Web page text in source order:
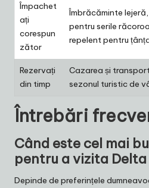
Împachet
ați
corespun
zător
Îmbrăcăminte
pentru serile
repelent pentru
Rezervați
din timp
Cazarea și
sezonul turistic de
Întrebări
Când este cel mai
pentru a vizita
Depinde de preferințele